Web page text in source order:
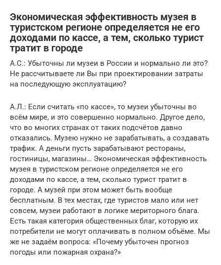
Экономическая эффективность музея в
туристском регионе определяется не его
доходами по кассе, а тем, сколько турист
тратит в городе
А.С.: Убыточны ли музеи в России и нормально ли это?
Не рассчитываете ли Вы при проектировании затраты
на последующую эксплуатацию?
А.Л.: Если считать «по кассе», то музеи убыточны во
всём мире, и это совершенно нормально. Другое дело,
что во многих странах от таких подсчётов давно
отказались. Музею нужно не зарабатывать, а создавать
трафик. А деньги пусть зарабатывают рестораны,
гостиницы, магазины… Экономическая эффективность
музея в туристском регионе определяется не его
доходами по кассе, а тем, сколько турист тратит в
городе. А музей при этом может быть вообще
бесплатным. В тех местах, где туристов мало или нет
совсем, музеи работают в логике мериторного блага.
Есть такая категория общественных благ, которую их
потребители не могут оплачивать в полном объёме. Мы
же не задаём вопроса: «Почему убыточен прогноз
погоды или пожарная охрана?»